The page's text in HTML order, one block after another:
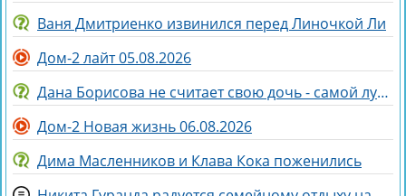
Ваня Дмитриенко извинился перед Линочкой Ли
Дом-2 лайт 05.08.2026
Дана Борисова не считает свою дочь - самой лучшей дочерью на свете
Дом-2 Новая жизнь 06.08.2026
Дима Масленников и Клава Кока поженились